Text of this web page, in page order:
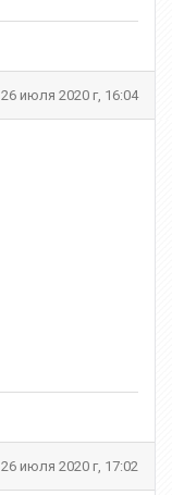
26 июля 2020 г, 16:04
26 июля 2020 г, 17:02